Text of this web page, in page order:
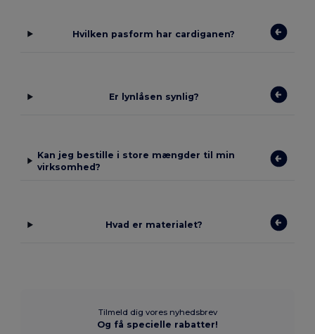
Hvilken pasform har cardiganen?
Er lynlåsen synlig?
Kan jeg bestille i store mængder til min
virksomhed?
Hvad er materialet?
Tilmeld dig vores nyhedsbrev
Og få specielle rabatter!